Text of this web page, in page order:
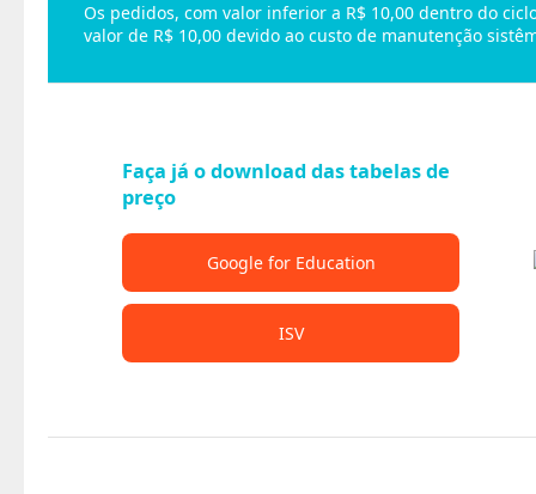
Os pedidos, com valor inferior a R$ 10,00 dentro do
valor de R$ 10,00 devido ao custo de manutenção
Faça já o download das tabelas de
preço
Google for Education
ISV